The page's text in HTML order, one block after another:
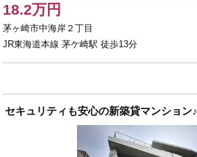
18.2万円
茅ヶ崎市中海岸２丁目
JR東海道本線 茅ケ崎駅 徒歩13分
セキュリティも安心の新築貸マンション♪